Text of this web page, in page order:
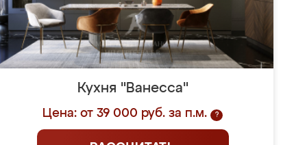
Кухня "Ванесса"
Цена: от 39 000 руб. за п.м. ?